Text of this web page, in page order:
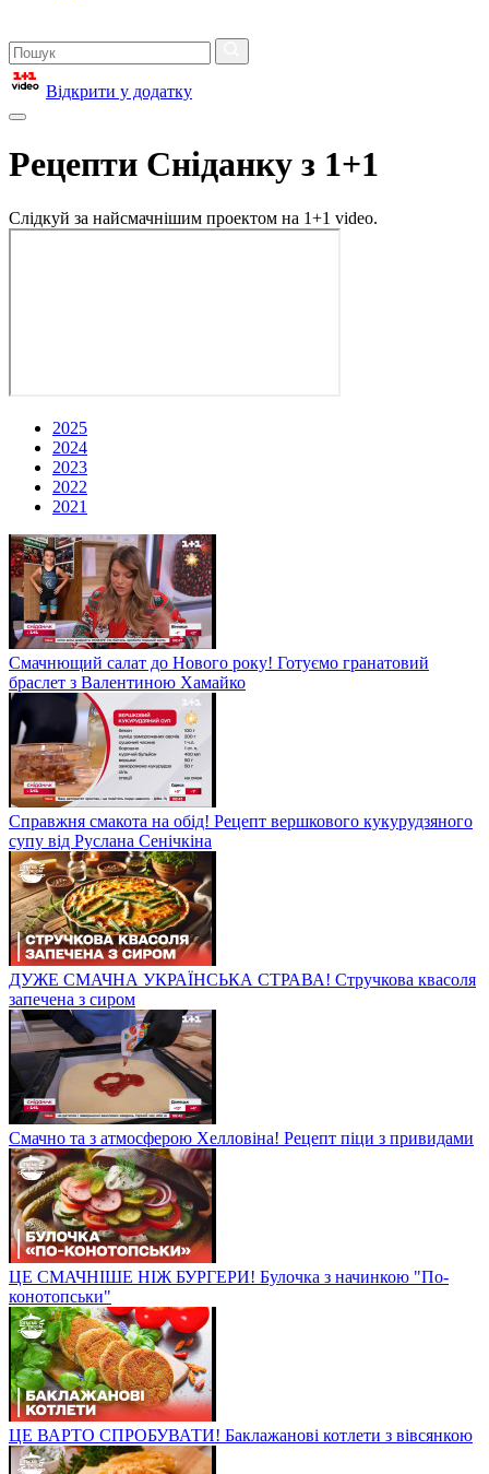
Відкрити у додатку
Рецепти Сніданку з 1+1
Слідкуй за найсмачнішим проектом на 1+1 video.
2025
2024
2023
2022
2021
Смачнющий салат до Нового року! Готуємо гранатовий
браслет з Валентиною Хамайко
Справжня смакота на обід! Рецепт вершкового кукурудзяного
супу від Руслана Сенічкіна
ДУЖЕ СМАЧНА УКРАЇНСЬКА СТРАВА! Стручкова квасоля
запечена з сиром
Смачно та з атмосферою Хелловіна! Рецепт піци з привидами
ЦЕ СМАЧНІШЕ НІЖ БУРГЕРИ! Булочка з начинкою "По-
конотопськи"
ЦЕ ВАРТО СПРОБУВАТИ! Баклажанові котлети з вівсянкою